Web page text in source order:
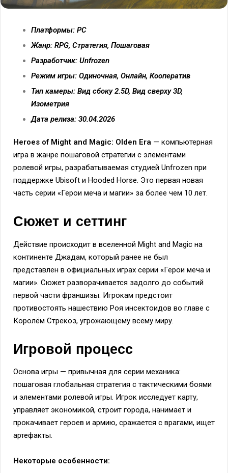
Платформы: PC
Жанр: RPG, Стратегия, Пошаговая
Разработчик: Unfrozen
Режим игры: Одиночная, Онлайн, Кооператив
Тип камеры: Вид сбоку 2.5D, Вид сверху 3D,
Изометрия
Дата релиза: 30.04.2026
Heroes of Might and Magic: Olden Era — компьютерная
игра в жанре пошаговой стратегии с элементами
ролевой игры, разрабатываемая студией Unfrozen при
поддержке Ubisoft и Hooded Horse. Это первая новая
часть серии «Герои меча и магии» за более чем 10 лет.
Сюжет и сеттинг
Действие происходит в вселенной Might and Magic на
континенте Джадам, который ранее не был
представлен в официальных играх серии «Герои меча и
магии». Сюжет разворачивается задолго до событий
первой части франшизы. Игрокам предстоит
противостоять нашествию Роя инсектоидов во главе с
Королём Стрекоз, угрожающему всему миру.
Игровой процесс
Основа игры — привычная для серии механика:
пошаговая глобальная стратегия с тактическими боями
и элементами ролевой игры. Игрок исследует карту,
управляет экономикой, строит города, нанимает и
прокачивает героев и армию, сражается с врагами, ищет
артефакты.
Некоторые особенности: